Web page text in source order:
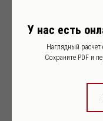
Бани
У нас есть
Наглядный
Сохраните PDF и